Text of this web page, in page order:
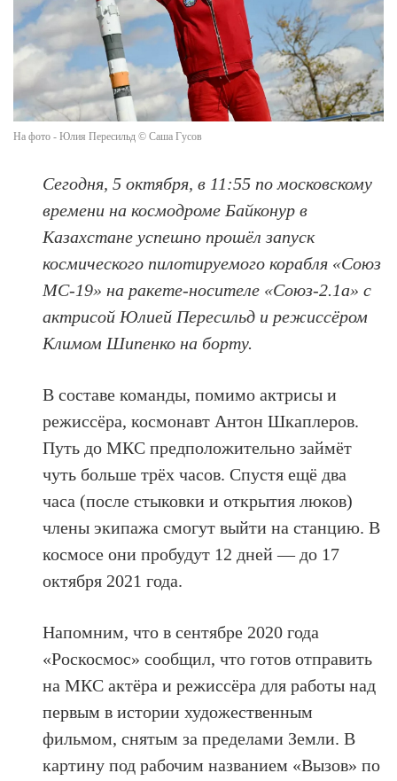
На фото - Юлия Пересильд © Саша Гусов
Сегодня, 5 октября, в 11:55 по московскому
времени на космодроме Байконур в
Казахстане успешно прошёл запуск
космического пилотируемого корабля «Союз
МС-19» на ракете-носителе «Союз-2.1а» с
актрисой Юлией Пересильд и режиссёром
Климом Шипенко на борту.
В составе команды, помимо актрисы и
режиссёра, космонавт Антон Шкаплеров.
Путь до МКС предположительно займёт
чуть больше трёх часов. Спустя ещё два
часа (после стыковки и открытия люков)
члены экипажа смогут выйти на станцию. В
космосе они пробудут 12 дней — до 17
октября 2021 года.
Напомним, что в сентябре 2020 года
«Роскосмос» сообщил, что готов отправить
на МКС актёра и режиссёра для работы над
первым в истории художественным
фильмом, снятым за пределами Земли. В
картину под рабочим названием «Вызов» по